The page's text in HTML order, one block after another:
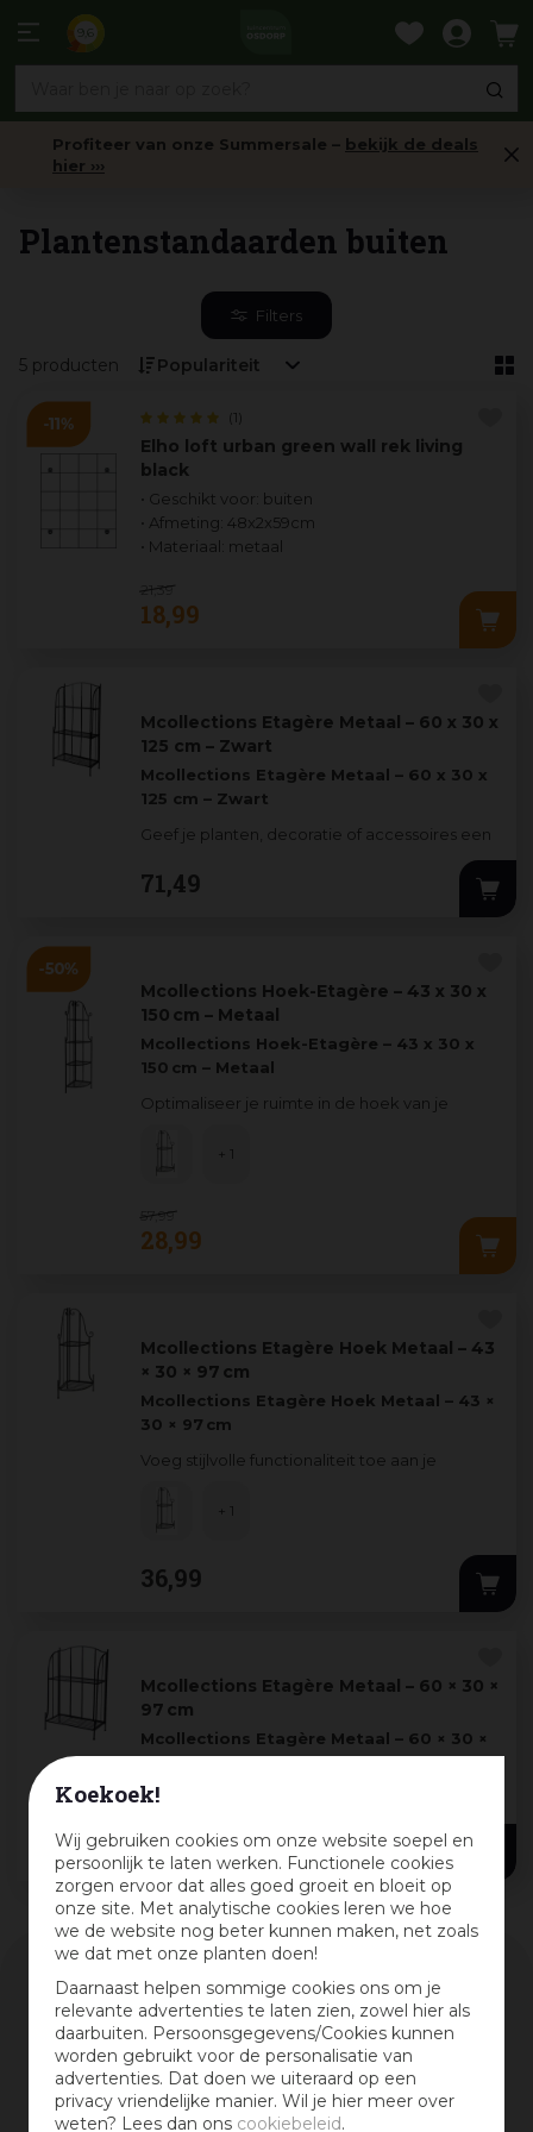
Koekoek!
Wij gebruiken cookies om onze website soepel en
persoonlijk te laten werken. Functionele cookies
zorgen ervoor dat alles goed groeit en bloeit op
onze site. Met analytische cookies leren we hoe
we de website nog beter kunnen maken, net zoals
we dat met onze planten doen!
Daarnaast helpen sommige cookies ons om je
relevante advertenties te laten zien, zowel hier als
daarbuiten. Persoonsgegevens/Cookies kunnen
worden gebruikt voor de personalisatie van
advertenties. Dat doen we uiteraard op een
privacy vriendelijke manier. Wil je hier meer over
weten? Lees dan ons cookiebeleid.
naar
Profiteer van onze Summersale – bekijk de deals
hier ›››
Plantenstandaarden buiten
Filters
5 producten
Elho loft urban green wall rek living
black
(1)
• Geschikt voor: buiten
• Afmeting: 48x2x59cm
• Materiaal: metaal
21 39
18,99
Mcollections Etagère Metaal – 60 x 30 x
125 cm – Zwart
Mcollections Etagère Metaal – 60 x 30 x
125 cm – Zwart
Geef je planten, decoratie of accessoires een
van Mcolle
71,49
Mcollections Hoek-Etagère – 43 x 30 x
150 cm – Metaal
Mcollections Hoek-Etagère – 43 x 30 x
150 cm – Metaal
Optimaliseer je ruimte in de hoek van je
hoek-etagère va
57 99
28,99
+ 1
Mcollections Etagère Hoek Metaal – 43
× 30 × 97 cm
Mcollections Etagère Hoek Metaal – 43 ×
30 × 97 cm
Voeg stijlvolle functionaliteit toe aan je
van Mcollections,...
36,99
+ 1
Mcollections Etagère Metaal – 60 × 30 ×
97 cm
Mcollections Etagère Metaal – 60 × 30 ×
97 cm
Voeg moderne functionaliteit toe aan je
Mcollections,verva...
53, 49
Assortiment
kortingspercentage